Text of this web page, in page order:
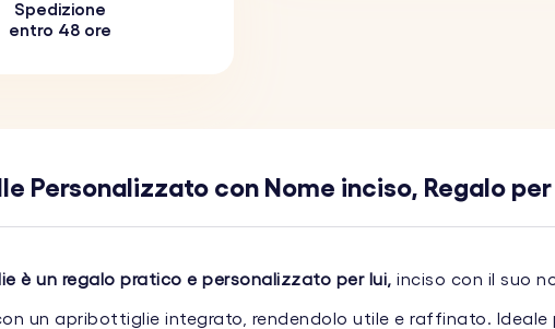
Spedizione
entro 48 ore
Personalizzato con Nome inciso, Regalo per
è un regalo pratico e personalizzato per lui, inciso con il suo
un apribottiglie integrato, rendendolo utile e raffinato. Ideale